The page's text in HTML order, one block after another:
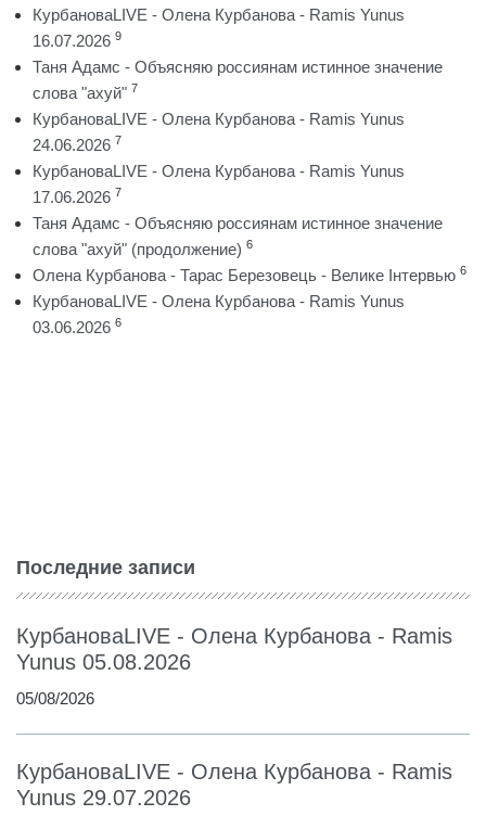
КурбановаLIVE - Олена Курбанова - Ramis Yunus
16.07.2026 9
Таня Адамс - Объясняю россиянам истинное значение
слова "ахуй" 7
КурбановаLIVE - Олена Курбанова - Ramis Yunus
24.06.2026 7
КурбановаLIVE - Олена Курбанова - Ramis Yunus
17.06.2026 7
Таня Адамс - Объясняю россиянам истинное значение
слова "ахуй" (продолжение) 6
Олена Курбанова - Тарас Березовець - Велике Інтервью 6
КурбановаLIVE - Олена Курбанова - Ramis Yunus
03.06.2026 6
Последние записи
КурбановаLIVE - Олена Курбанова - Ramis
Yunus 05.08.2026
05/08/2026
КурбановаLIVE - Олена Курбанова - Ramis
Yunus 29.07.2026